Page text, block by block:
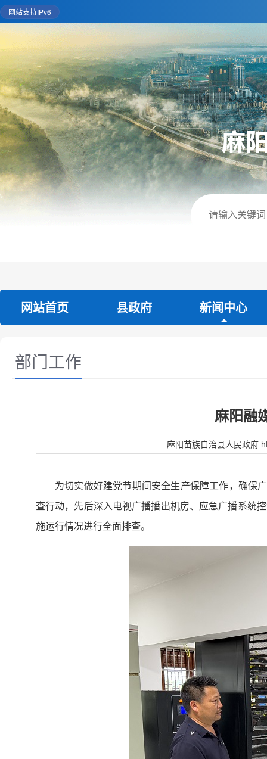
网站支持IPv6
网站首页 县政府 新闻中心
部门工作
麻阳融
麻阳苗族自治县人民政府
为切实做好建党节期间安全生产保障工作，确保
查行动，先后深入电视广播播出机房、应急广播系统
施运行情况进行全面排查。